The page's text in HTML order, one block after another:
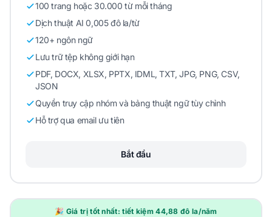
100 trang hoặc 30.000 từ mỗi tháng
Dịch thuật AI 0,005 đô la/từ
120+ ngôn ngữ
Lưu trữ tệp không giới hạn
PDF, DOCX, XLSX, PPTX, IDML, TXT, JPG, PNG, CSV,
JSON
Quyền truy cập nhóm và bảng thuật ngữ tùy chỉnh
Hỗ trợ qua email ưu tiên
Bắt đầu
🎉 Giá trị tốt nhất: tiết kiệm 44,88 đô la/năm